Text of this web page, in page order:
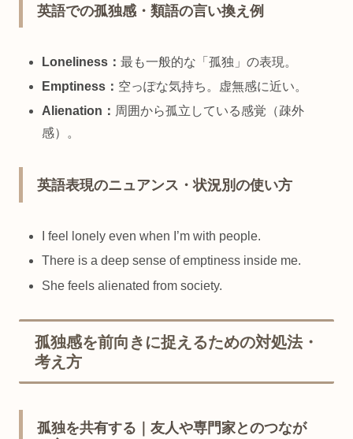
英語での孤独感・類語の言い換え例
Loneliness：最も一般的な「孤独」の表現。
Emptiness： 空っぽな気持ち。虚無感に近い。
Alienation： 周囲から孤立している感覚（疎外
感）。
英語表現のニュアンス・状況別の使い方
I feel lonely even when I’m with people.
There is a deep sense of emptiness inside me.
She feels alienated from society.
孤独感を前向きに捉えるための対処法・
考え方
孤独を共有する｜友人や専門家とのつなが